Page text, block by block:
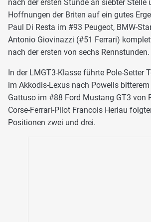
nach der ersten Stunde an siebter Stelle
Hoffnungen der Briten auf ein gutes
Paul Di Resta im #93 Peugeot, BMW-
Antonio Giovinazzi (#51 Ferrari)
nach der ersten von sechs Rennstunden.
In der LMGT3-Klasse führte Pole-Setter
im Akkodis-Lexus nach Powells
Gattuso im #88 Ford Mustang GT3 von
Corse-Ferrari-Pilot Francois Heriau
Positionen zwei und drei.